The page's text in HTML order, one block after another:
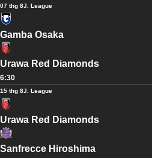
07 thg 8J. League
Gamba Osaka
Urawa Red Diamonds
6:30
15 thg 8J. League
Urawa Red Diamonds
Sanfrecce Hiroshima